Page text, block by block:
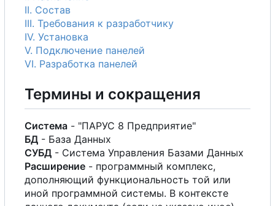
II. Состав
III. Требования к разработчику
IV. Установка
V. Подключение панелей
VI. Разработка панелей
Термины и сокращения
Система - "ПАРУС 8 Предприятие"
БД - База Данных
СУБД - Система Управления Базами Данных
Расширение - программный комплекс,
дополняющий функциональность той или
иной программной системы. В контексте